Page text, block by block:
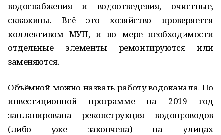
водоснабжения и водоотведения, очистные,
скважины. Всё это хозяйство проверяется
коллективом МУП, и по мере необходимости
отдельные элементы ремонтируются или
заменяются.
Объёмной можно назвать работу водоканала. По
инвестиционной программе на 2019 год
запланирована реконструкция водопроводов
(либо уже закончена) на улицах